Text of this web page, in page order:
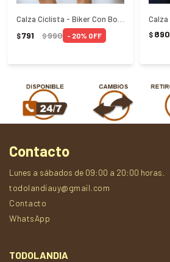
$791 $990 20 $ 890
Contacto
Lunes a sábados de 09:00 a 20:00 horas.
todolandiauy@gmail.com
Contacto
WhatsApp
TODOLANDIA